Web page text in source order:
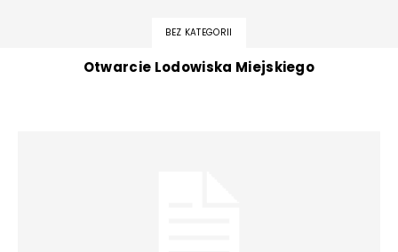
BEZ KATEGORII
Otwarcie Lodowiska Miejskiego